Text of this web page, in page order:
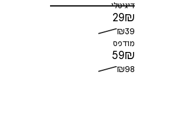
דיגיטלי
29₪
₪39
מודפס
59₪
₪98